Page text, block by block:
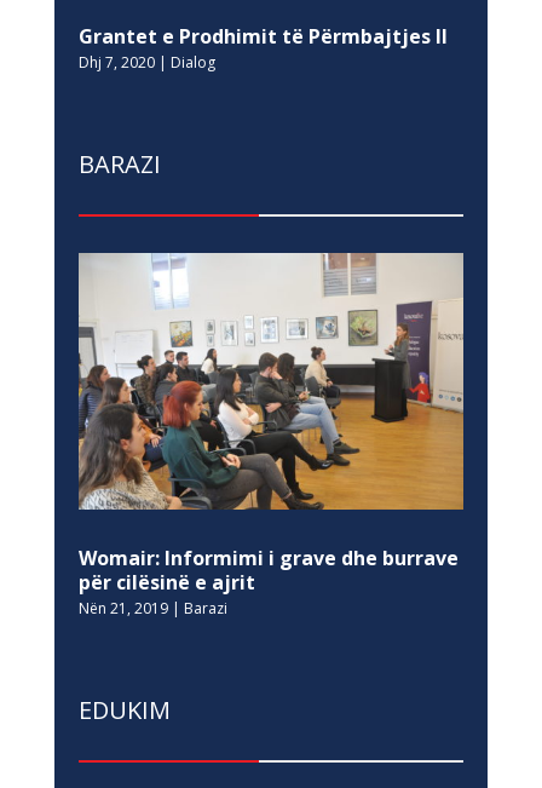
Grantet e Prodhimit të Përmbajtjes II
Dhj 7, 2020| Dialog
BARAZI
Womair: Informimi i grave dhe burrave
për cilësinë e ajrit
Nën 21, 2019| Barazi
EDUKIM